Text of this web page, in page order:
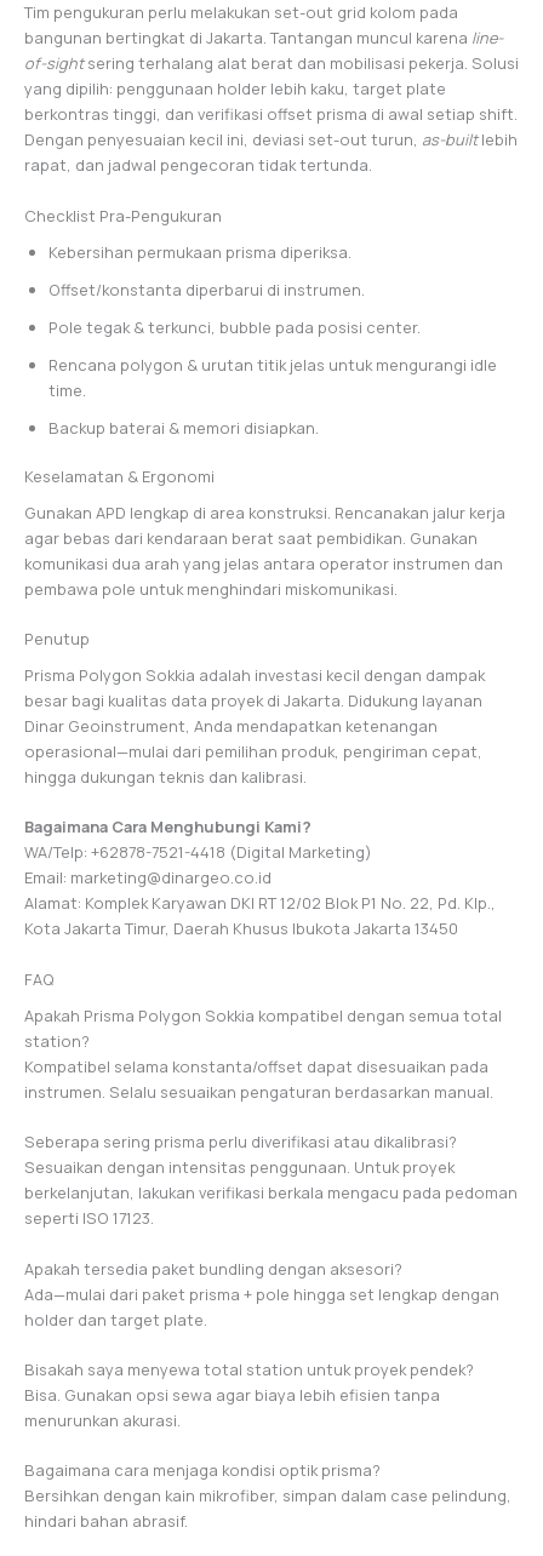
Tim pengukuran perlu melakukan set-out grid kolom pada
bangunan bertingkat di Jakarta. Tantangan muncul karena line-
of-sightsering terhalang alat berat dan mobilisasi pekerja. Solusi
yang dipilih: penggunaan holder lebih kaku, target plate
berkontras tinggi, dan verifikasi offset prisma di awal setiap shift.
Dengan penyesuaian kecil ini, deviasi set-out turun, as-builtlebih
rapat, dan jadwal pengecoran tidak tertunda.
Checklist Pra-Pengukuran
Kebersihan permukaan prisma diperiksa.
Offset/konstanta diperbarui di instrumen.
Pole tegak & terkunci, bubble pada posisi center.
Rencana polygon & urutan titik jelas untuk mengurangi idle
time.
Backup baterai & memori disiapkan.
Keselamatan & Ergonomi
Gunakan APD lengkap di area konstruksi. Rencanakan jalur kerja
agar bebas dari kendaraan berat saat pembidikan. Gunakan
komunikasi dua arah yang jelas antara operator instrumen dan
pembawa pole untuk menghindari miskomunikasi.
Penutup
Prisma Polygon Sokkia adalah investasi kecil dengan dampak
besar bagi kualitas data proyek di Jakarta. Didukung layanan
Dinar Geoinstrument, Anda mendapatkan ketenangan
operasional—mulai dari pemilihan produk, pengiriman cepat,
hingga dukungan teknis dan kalibrasi.
Bagaimana Cara Menghubungi Kami?
WA/Telp: +62878-7521-4418 (Digital Marketing)
Email: marketing@dinargeo.co.id
Alamat: Komplek Karyawan DKI RT 12/02 Blok P1 No. 22, Pd. Klp.,
Kota Jakarta Timur, Daerah Khusus Ibukota Jakarta 13450
FAQ
Apakah Prisma Polygon Sokkia kompatibel dengan semua total
station?
Kompatibel selama konstanta/offset dapat disesuaikan pada
instrumen. Selalu sesuaikan pengaturan berdasarkan manual.
Seberapa sering prisma perlu diverifikasi atau dikalibrasi?
Sesuaikan dengan intensitas penggunaan. Untuk proyek
berkelanjutan, lakukan verifikasi berkala mengacu pada pedoman
seperti ISO 17123.
Apakah tersedia paket bundling dengan aksesori?
Ada—mulai dari paket prisma + pole hingga set lengkap dengan
holder dan target plate.
Bisakah saya menyewa total station untuk proyek pendek?
Bisa. Gunakan opsi sewa agar biaya lebih efisien tanpa
menurunkan akurasi.
Bagaimana cara menjaga kondisi optik prisma?
Bersihkan dengan kain mikrofiber, simpan dalam case pelindung,
hindari bahan abrasif.